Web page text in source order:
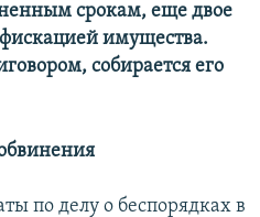
срокам, еще двое
имущества.
собирается его
по делу о беспорядках в